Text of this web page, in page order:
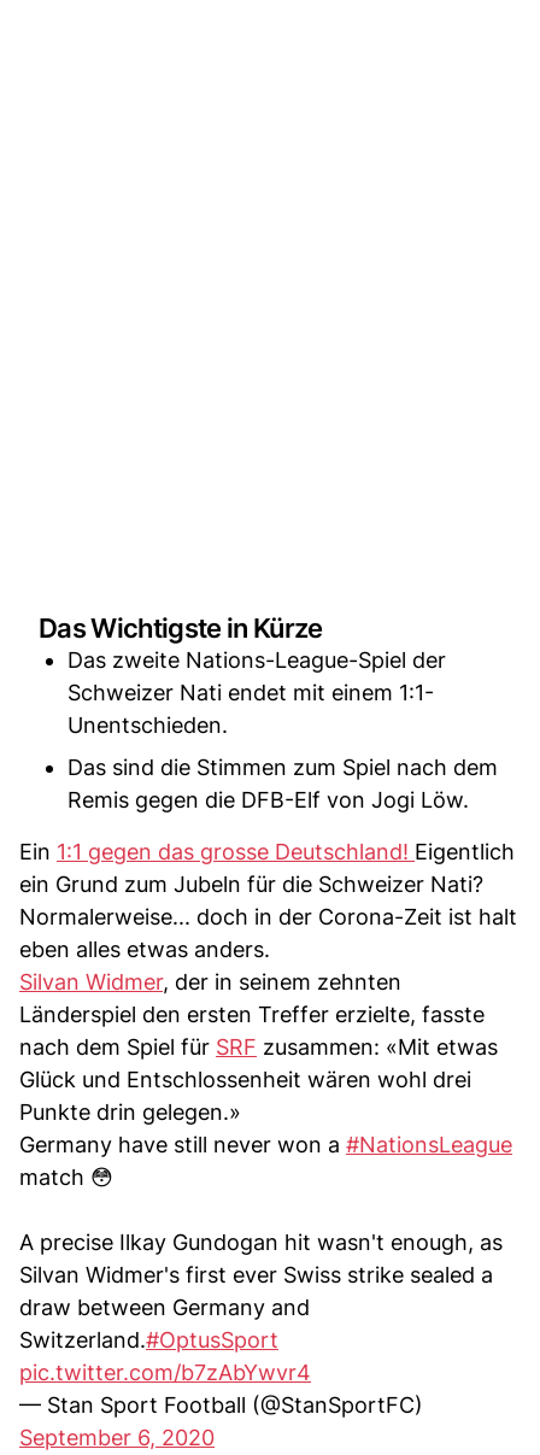
Das Wichtigste in Kürze
Das zweite Nations-League-Spiel der
Schweizer Nati endet mit einem 1:1-
Unentschieden.
Das sind die Stimmen zum Spiel nach dem
Remis gegen die DFB-Elf von Jogi Löw.
Ein 1:1 gegen das grosse Deutschland! Eigentlich
ein Grund zum Jubeln für die Schweizer Nati?
Normalerweise... doch in der Corona-Zeit ist halt
eben alles etwas anders.
Silvan Widmer, der in seinem zehnten
Länderspiel den ersten Treffer erzielte, fasste
nach dem Spiel für SRF zusammen: «Mit etwas
Glück und Entschlossenheit wären wohl drei
Punkte drin gelegen.»
Germany have still never won a #NationsLeague
match 😳
A precise Ilkay Gundogan hit wasn't enough, as
Silvan Widmer's first ever Swiss strike sealed a
draw between Germany and
Switzerland.#OptusSport
pic.twitter.com/b7zAbYwvr4
— Stan Sport Football (@StanSportFC)
September 6, 2020